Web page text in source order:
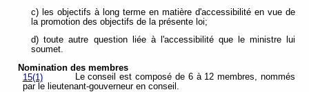
c) les objectifs à long terme en matière d'accessibilité en vue de
la promotion des objectifs de la présente loi;
d) toute autre question liée à l'accessibilité que le ministre lui
soumet.
Nomination des membres
15(1)
Le conseil est composé de 6 à 12 membres, nommés
par le lieutenant-gouverneur en conseil.